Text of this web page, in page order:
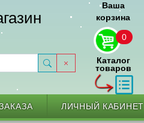
Ваша
корзина
0
Каталог
товаров
ЛИЧНЫЙ КАБИНЕТ